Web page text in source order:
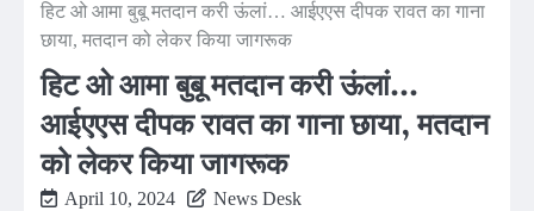
हिट ओ आमा बुबू मतदान करी ऊंलां… आईएएस दीपक रावत का गाना
छाया, मतदान को लेकर किया जागरूक
हिट ओ आमा बुबू मतदान करी ऊंलां…
आईएएस दीपक रावत का गाना छाया, मतदान
को लेकर किया जागरूक
April 10, 2024 News Desk